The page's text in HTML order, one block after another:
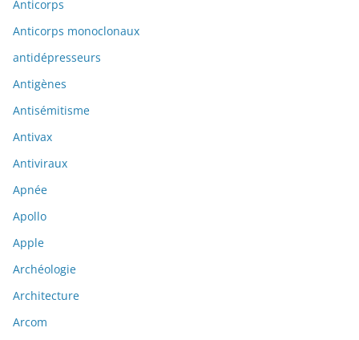
Anticorps
Anticorps monoclonaux
antidépresseurs
Antigènes
Antisémitisme
Antivax
Antiviraux
Apnée
Apollo
Apple
Archéologie
Architecture
Arcom